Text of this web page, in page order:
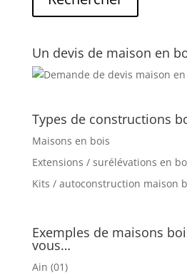
Un devis de maison en
Types de constructions
Maisons en bois
Extensions / surélévations en
Kits / autoconstruction maison
Exemples de maisons
vous…
Ain (01)